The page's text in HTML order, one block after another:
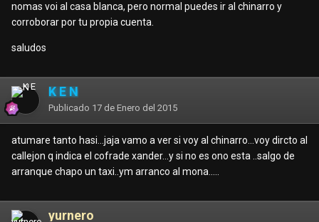
nomas voi al casa blanca, pero normal puedes ir al chinarro y
corroborar por tu propia cuenta.
saludos
K E N
Publicado 17 de Enero del 2015
atumare tanto hasi...jaja vamo a ver si voy al chinarro...voy dircto al
callejon q indica el cofrade xander...y si no es ono esta ..salgo de
arranque chapo un taxi..ym arranco al mona.....
yurnero